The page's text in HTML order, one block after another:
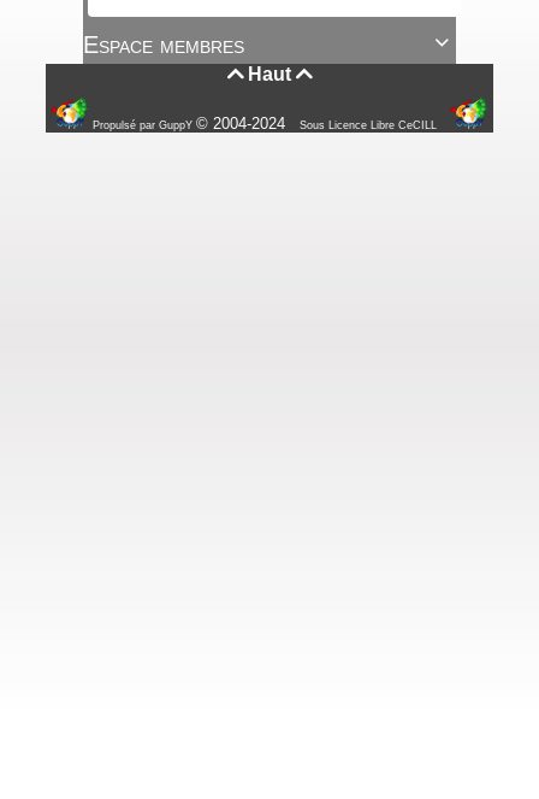

Espace membres
Haut 
Propulsé par GuppY© 2004-2024 Sous Licence Libre CeCILL